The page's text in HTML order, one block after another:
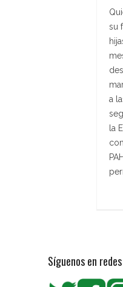
su
a
la
Síguenos en